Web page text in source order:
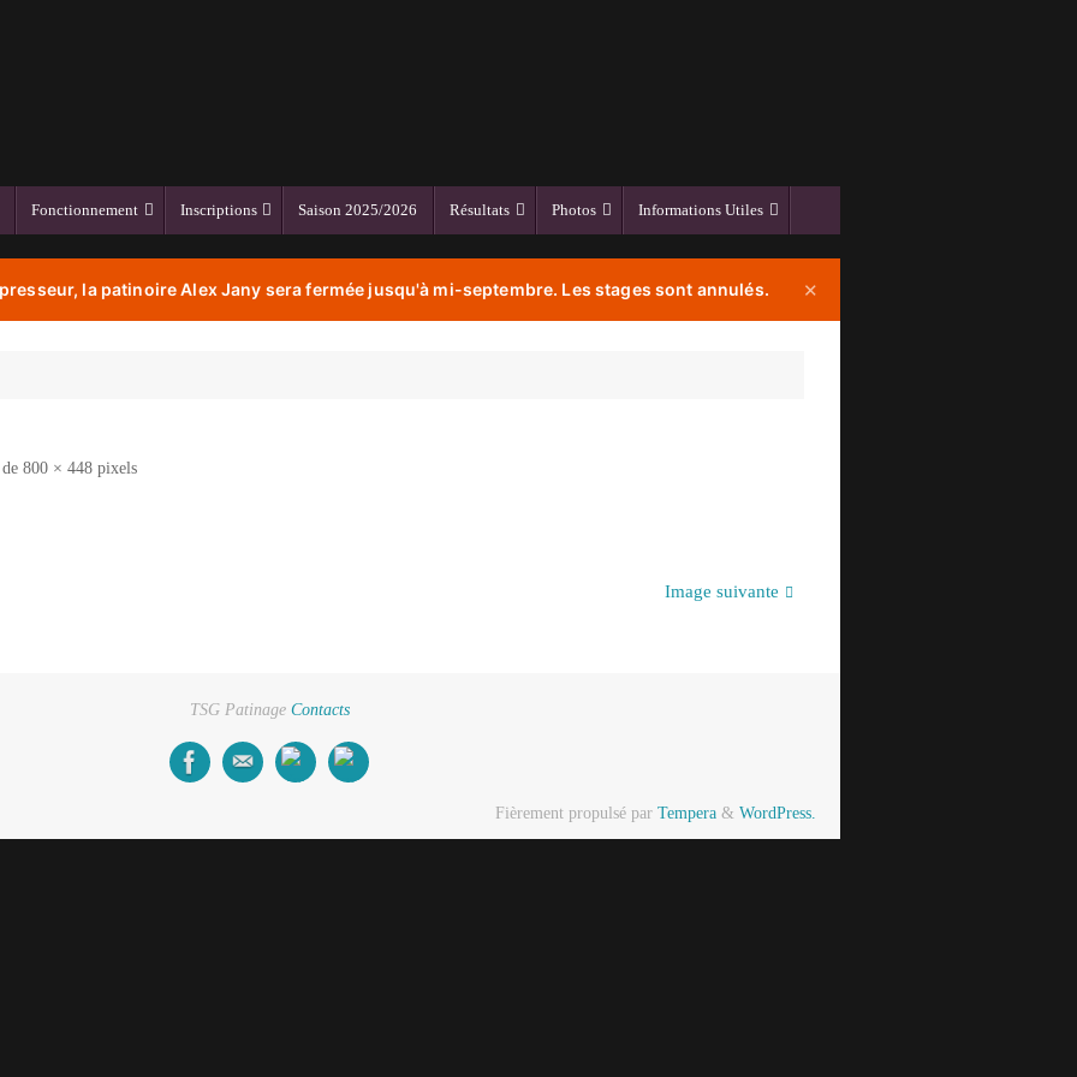
Fonctionnement Inscriptions Saison 2025/2026 Résultats Photos Informations Utiles
la patinoire Alex Jany sera fermée jusqu'à mi-septembre. Les stages sont annulés. ✕
de800 × 448 pixels
Image suivante
TSG Patinage Contacts
Fièrement propulsé par Tempera & WordPress.